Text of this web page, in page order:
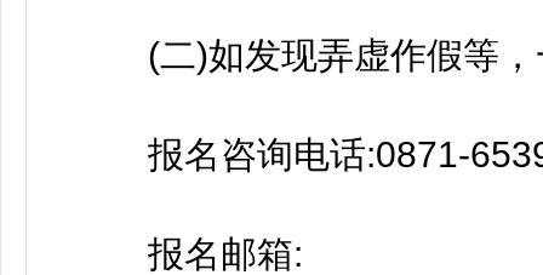
(二)如发现弄虚作假等，
报名咨询电话:0871-
报名邮箱: